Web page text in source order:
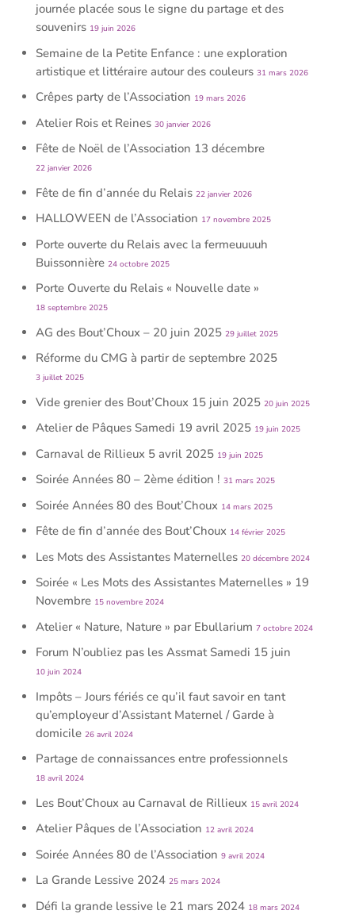
journée placée sous le signe du partage et des
souvenirs 19 juin 2026
Semaine de la Petite Enfance : une exploration
artistique et littéraire autour des couleurs 31 mars 2026
Crêpes party de l’Association 19 mars 2026
Atelier Rois et Reines 30 janvier 2026
Fête de Noël de l’Association 13 décembre
22 janvier 2026
Fête de fin d’année du Relais 22 janvier 2026
HALLOWEEN de l’Association 17 novembre 2025
Porte ouverte du Relais avec la fermeuuuuh
Buissonnière 24 octobre 2025
Porte Ouverte du Relais « Nouvelle date »
18 septembre 2025
AG des Bout’Choux – 20 juin 2025 29 juillet 2025
Réforme du CMG à partir de septembre 2025
3 juillet 2025
Vide grenier des Bout’Choux 15 juin 2025 20 juin 2025
Atelier de Pâques Samedi 19 avril 2025 19 juin 2025
Carnaval de Rillieux 5 avril 2025 19 juin 2025
Soirée Années 80 – 2ème édition ! 31 mars 2025
Soirée Années 80 des Bout’Choux 14 mars 2025
Fête de fin d’année des Bout’Choux 14 février 2025
Les Mots des Assistantes Maternelles 20 décembre 2024
Soirée « Les Mots des Assistantes Maternelles » 19
Novembre 15 novembre 2024
Atelier « Nature, Nature » par Ebullarium 7 octobre 2024
Forum N’oubliez pas les Assmat Samedi 15 juin
10 juin 2024
Impôts – Jours fériés ce qu’il faut savoir en tant
qu’employeur d’Assistant Maternel / Garde à
domicile 26 avril 2024
Partage de connaissances entre professionnels
18 avril 2024
Les Bout’Choux au Carnaval de Rillieux 15 avril 2024
Atelier Pâques de l’Association 12 avril 2024
Soirée Années 80 de l’Association 9 avril 2024
La Grande Lessive 2024 25 mars 2024
Défi la grande lessive le 21 mars 2024 18 mars 2024